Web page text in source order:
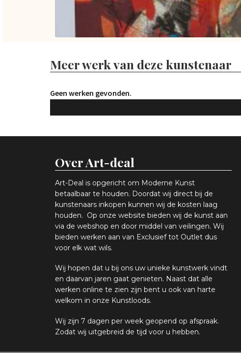
Meer werk van deze kunstenaar
Geen werken gevonden.
Over Art-deal
Art-Deal is opgericht om Moderne Kunst
betaalbaar te houden. Doordat wij direct bij de
kunstenaars inkopen kunnen wij de kosten laag
houden. Op onze website bieden wij de kunst aan
via de webshop en door middel van veilingen. Wij
bieden werken aan van Exclusief tot Outlet dus
voor elk wat wils.
Wij hopen dat u bij ons uw unieke kunstwerk vindt
en daarvan jaren gaat genieten. Naast dat alle
werken online te zien zijn bent u ook van harte
welkom in onze Kunstloods.
Wij zijn 7 dagen per week geopend op afspraak.
Zodat wij uitgebreid de tijd voor u hebben.